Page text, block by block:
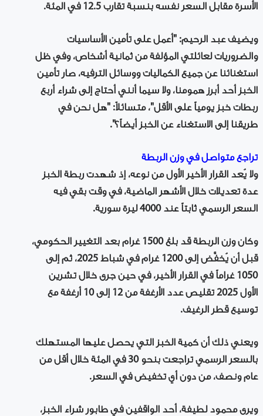
الأسرة مقابل السعر نفسه بنسبة تقارب 12.5 في المئة.
ويضيف عبد الرحيم: "أعمل على تأمين الأساسيات
والضروريات لعائلتي المؤلفة من ثمانية أشخاص، وفي ظل
استغنائنا عن جميع الكماليات ووسائل الترفيه، صار تأمين
الخبز أحد أبرز همومنا، ولا سيما أنني أحتاج إلى شراء أربع
ربطات خبز يومياً على الأقل"، متسائلاً: "هل نحن في
طريقنا إلى الاستغناء عن الخبز أيضاً؟".
تراجع متواصل في وزن الربطة
ولا يُعد القرار الأخير الأول من نوعه، إذ شهدت ربطة الخبز
عدة تعديلات خلال الأشهر الماضية، في وقت بقي فيه
السعر الرسمي ثابتاً عند 4000 ليرة سورية.
وكان وزن الربطة قد بلغ 1500 غرام بعد التغيير الحكومي،
قبل أن يُخفَّض إلى 1200 غرام في شباط 2025، ثم إلى
1050 غراماً في القرار الأخير، في حين جرى خلال تشرين
الأول 2025 تقليص عدد الأرغفة من 12 إلى 10 أرغفة مع
توسيع قطر الرغيف.
ويعني ذلك أن كمية الخبز التي يحصل عليها المستهلك
بالسعر الرسمي تراجعت بنحو 30 في المئة خلال أقل من
عام ونصف، من دون أي تخفيض في السعر.
ويرى محمود لطيفة، أحد الواقفين في طابور شراء الخبز،